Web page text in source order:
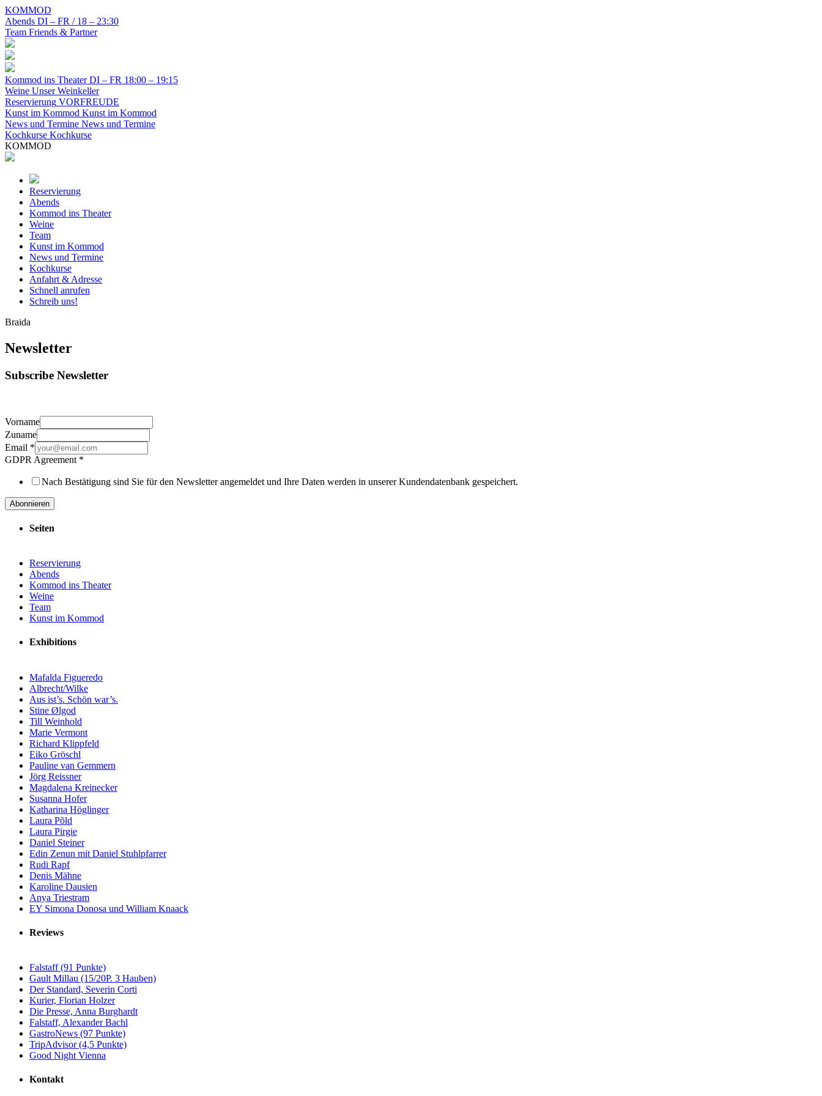
KOMMOD
Abends DI – FR / 18 – 23:30
Team Friends & Partner
Kommod ins Theater DI – FR 18:00 – 19:15
Weine Unser Weinkeller
Reservierung VORFREUDE
Kunst im Kommod Kunst im Kommod
News und Termine News und Termine
Kochkurse Kochkurse
KOMMOD
Reservierung
Abends
Kommod ins Theater
Weine
Team
Kunst im Kommod
News und Termine
Kochkurse
Anfahrt & Adresse
Schnell anrufen
Schreib uns!
Braida
Newsletter
Subscribe Newsletter
Vorname
Zuname
Email *
GDPR Agreement *
Nach Bestätigung sind Sie für den Newsletter angemeldet und Ihre Daten werden in unserer Kundendatenbank gespeichert.
Abonnieren
Seiten
Reservierung
Abends
Kommod ins Theater
Weine
Team
Kunst im Kommod
Exhibitions
Mafalda Figueredo
Albrecht/Wilke
Aus ist’s. Schön war’s.
Stine Ølgod
Till Weinhold
Marie Vermont
Richard Klippfeld
Eiko Gröschl
Pauline van Gemmern
Jörg Reissner
Magdalena Kreinecker
Susanna Hofer
Katharina Höglinger
Laura Põld
Laura Pirgie
Daniel Steiner
Edin Zenun mit Daniel Stuhlpfarrer
Rudi Rapf
Denis Mähne
Karoline Dausien
Anya Triestram
EY Simona Donosa und William Knaack
Reviews
Falstaff (91 Punkte)
Gault Millau (15/20P. 3 Hauben)
Der Standard, Severin Corti
Kurier, Florian Holzer
Die Presse, Anna Burghardt
Falstaff, Alexander Bachl
GastroNews (97 Punkte)
TripAdvisor (4,5 Punkte)
Good Night Vienna
Kontakt